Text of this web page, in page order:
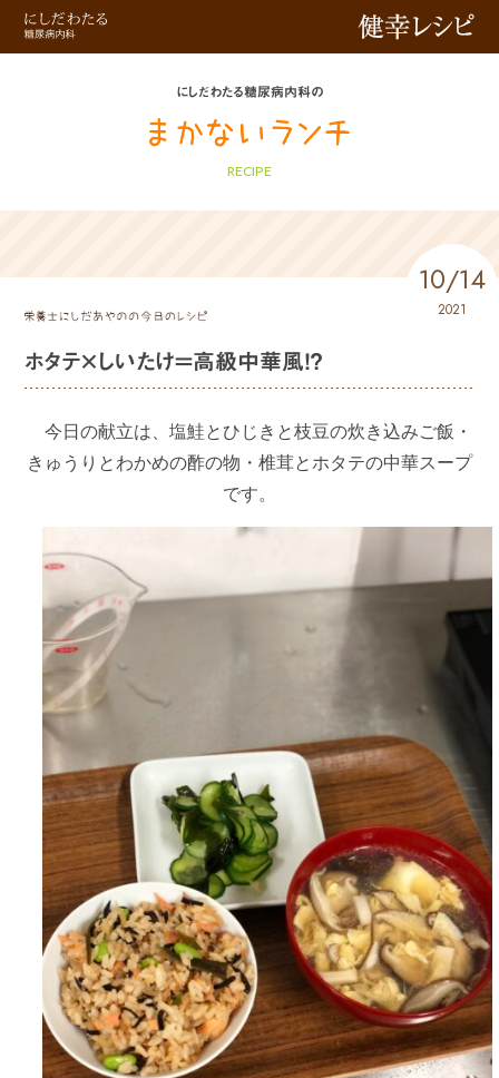
健幸レシピ
にしだわたる糖尿病内科の
RECIPE
10/14
2021
ホタテ×しいたけ＝高級中華風！？
今日の献立は、塩鮭とひじきと枝豆の炊き込みご飯・
きゅうりとわかめの酢の物・椎茸とホタテの中華スープ
です。